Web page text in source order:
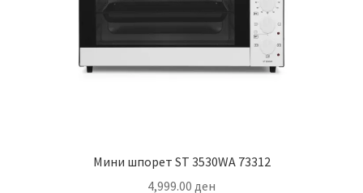
Мини шпорет ST 3530WA 73312
4,999.00 ден